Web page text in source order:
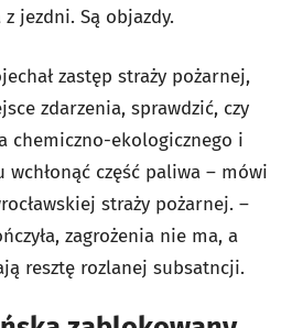
jezdni. Są objazdy.
zastęp straży pożarnej,
zdarzenia, sprawdzić, czy
chemiczno-ekologicznego i
część paliwa – mówi
straży pożarnej. –
zagrożenia nie ma, a
resztę rozlanej subsatncji.